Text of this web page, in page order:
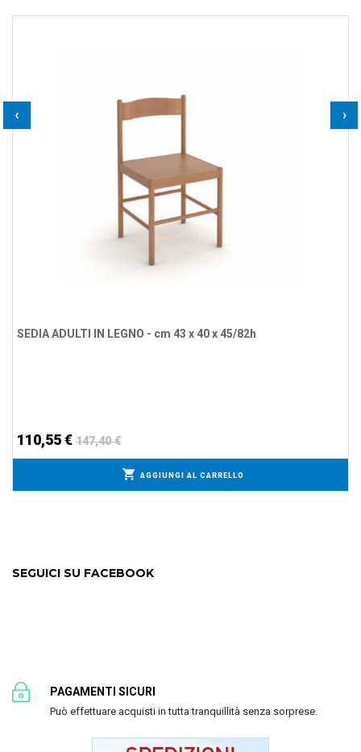
‹ ›
SEDIA ADULTI IN LEGNO - cm 43 x 40 x 45/82h
110,55 € 147,40 €
AGGIUNGI AL CARRELLO
SEGUICI SU FACEBOOK
PAGAMENTI SICURI
Può effettuare acquisti in tutta tranquillità senza sorprese.